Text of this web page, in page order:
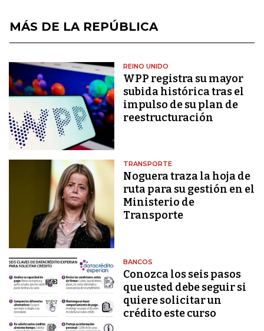
MÁS DE LA REPÚBLICA
REINO UNIDO
WPP registra su mayor
subida histórica tras el
impulso de su plan de
reestructuración
TRANSPORTE
Noguera traza la hoja de
ruta para su gestión en el
Ministerio de
Transporte
BANCOS
Conozca los seis pasos
que usted debe seguir si
quiere solicitar un
crédito este curso